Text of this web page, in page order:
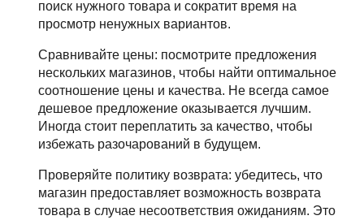
поиск нужного товара и сократит время на
просмотр ненужных вариантов.
Сравнивайте цены: посмотрите предложения
нескольких магазинов, чтобы найти оптимальное
соотношение цены и качества. Не всегда самое
дешевое предложение оказывается лучшим.
Иногда стоит переплатить за качество, чтобы
избежать разочарований в будущем.
Проверяйте политику возврата: убедитесь, что
магазин предоставляет возможность возврата
товара в случае несоответствия ожиданиям. Это